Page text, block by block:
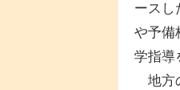
ースし
や予備
学指導
地方